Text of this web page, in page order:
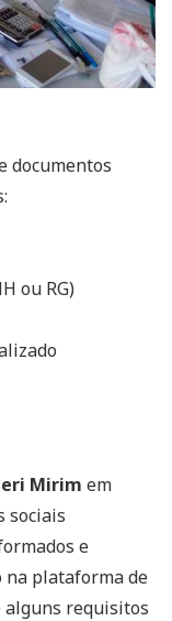
documentos
ou RG)
Mirim em
sociais
e
na plataforma de
alguns requisitos